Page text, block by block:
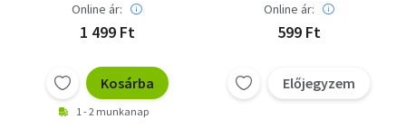
Online ár:
1 499 Ft
Kosárba
1 - 2 munkanap
Online ár:
599 Ft
Előjegyzem